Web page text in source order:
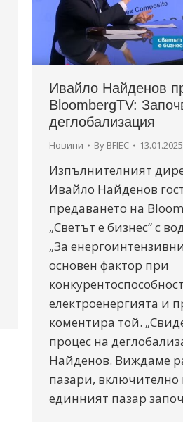
Ивайло Найденов
BloombergTV:
деглобализация
Новини By BFIEC 13.01.2025
Изпълнителният
Ивайло Найденов
предаването на
„Светът е бизнес“ с
„За
основен фактор при
електроенергията и
коментира той.
процес на
Найденов. Виждаме
пазари, включително
единният пазар